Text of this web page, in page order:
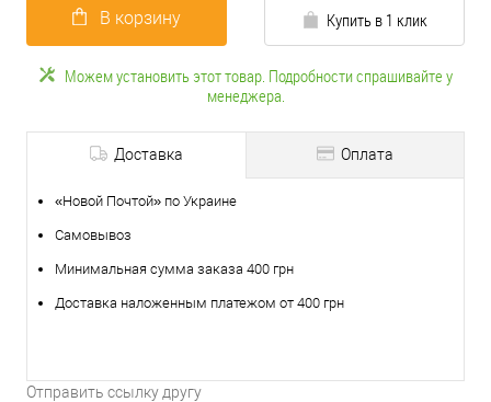
В корзину Купить в 1 клик
Можем установить этот товар. Подробности спрашивайте у
менеджера.
Доставка Оплата
«Новой Почтой» по Украине
Самовывоз
Минимальная сумма заказа 400 грн
Доставка наложенным платежом от 400 грн
Отправить ссылку другу